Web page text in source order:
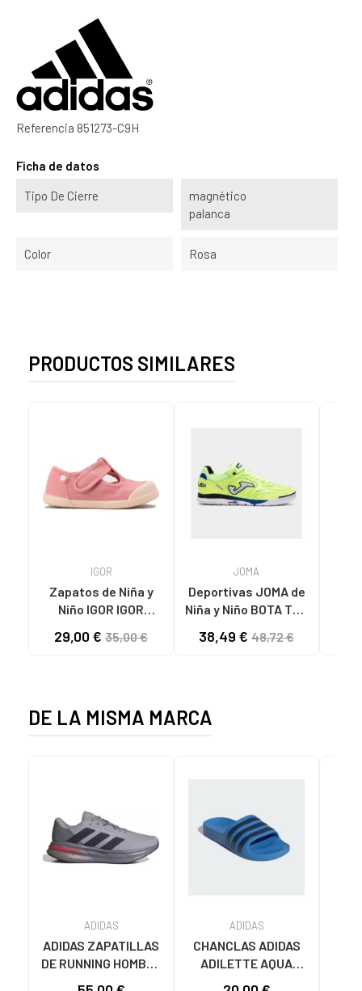
Referencia 851273-C9H
Ficha de datos
Tipo De Cierre
magnético
palanca
Color Rosa
PRODUCTOS SIMILARES
IGOR
Zapatos de Niña y
Niño IGOR IGOR
CONCEPT LONA 383
29,00 € 35,00 €
JOMA
Deportivas JOMA de
Niña y Niño BOTA TOP
COLORES
38,49 € 48,72 €
DE LA MISMA MARCA
ADIDAS
ADIDAS ZAPATILLAS
DE RUNNING HOMBRE
ADIDAS
CHANCLAS ADIDAS
ADILETTE AQUA